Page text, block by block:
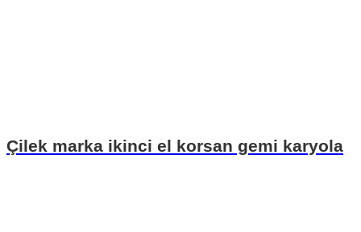
Çilek marka ikinci el korsan gemi karyola